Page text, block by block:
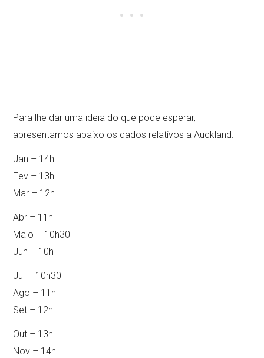
Para lhe dar uma ideia do que pode esperar,
apresentamos abaixo os dados relativos a Auckland:
Jan – 14h
Fev – 13h
Mar – 12h
Abr – 11h
Maio – 10h30
Jun – 10h
Jul – 10h30
Ago – 11h
Set – 12h
Out – 13h
Nov – 14h